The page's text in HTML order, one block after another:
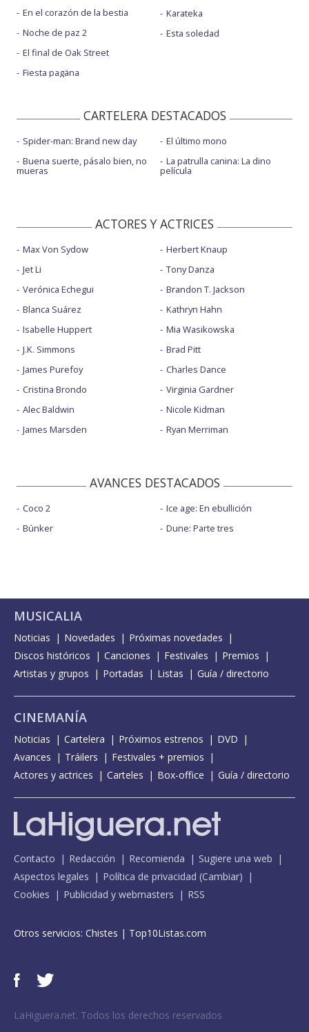
En el corazón de la bestia
Noche de paz 2
El final de Oak Street
Fiesta pagäna
Karateka
Esta soledad
CARTELERA DESTACADOS
Spider-man: Brand new day
Buena suerte, pásalo bien, no
mueras
El último mono
La patrulla canina: La dino
película
ACTORES Y ACTRICES
Max Von Sydow
Jet Li
Verónica Echegui
Blanca Suárez
Isabelle Huppert
J.K. Simmons
James Purefoy
Cristina Brondo
Alec Baldwin
James Marsden
Herbert Knaup
Tony Danza
Brandon T. Jackson
Kathryn Hahn
Mia Wasikowska
Brad Pitt
Charles Dance
Virginia Gardner
Nicole Kidman
Ryan Merriman
AVANCES DESTACADOS
Coco 2
Búnker
Ice age: En ebullición
Dune: Parte tres
MUSICALIA
Noticias Novedades
Próximas novedades
Discos históricos
Canciones Festivales
Premios
Artistas y grupos
Portadas Listas Guía / directorio
CINEMANÍA
Noticias Cartelera Próximos estrenos
DVD
Avances
Tráilers
Festivales + premios
Actores y actrices
Carteles Box-office Guía / directorio
Contacto Redacción Recomienda
Sugiere una web
Aspectos legales
Política de privacidad (Cambiar)
Cookies
Publicidad y webmasters RSS
Otros servicios: Chistes | Top10Listas.com
LaHiguera.net. Todos los derechos reservados